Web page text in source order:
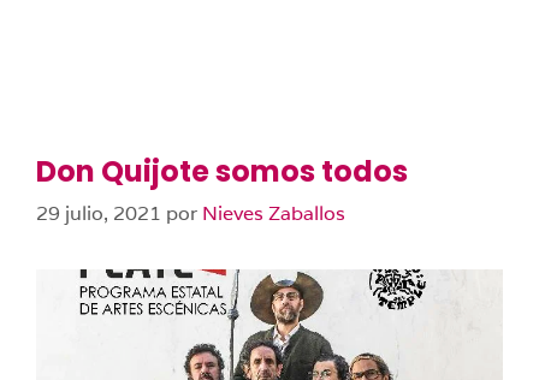
Don Quijote somos todos
29 julio, 2021 por Nieves Zaballos